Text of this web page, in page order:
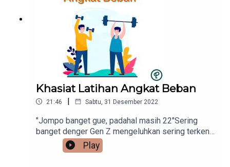
Khasiat Latihan Angkat Beban
21:46 | Sabtu, 31 Desember 2022
"Jompo banget gue, padahal masih 22"Sering
banget denger Gen Z mengeluhkan sering terkena
low backpain. Ini saatnya kamu memulai 2023
dengan jenis olahraga yang harusnya sering
Play